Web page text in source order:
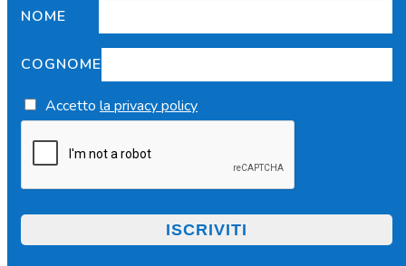
NOME
COGNOME
Accetto la privacy policy